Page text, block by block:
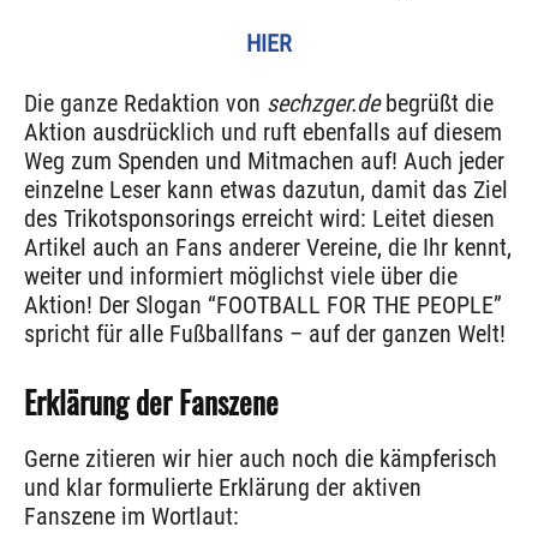
HIER
Die ganze Redaktion von sechzger.debegrüßt die
Aktion ausdrücklich und ruft ebenfalls auf diesem
Weg zum Spenden und Mitmachen auf! Auch jeder
einzelne Leser kann etwas dazutun, damit das Ziel
des Trikotsponsorings erreicht wird: Leitet diesen
Artikel auch an Fans anderer Vereine, die Ihr kennt,
weiter und informiert möglichst viele über die
Aktion! Der Slogan “FOOTBALL FOR THE PEOPLE”
spricht für alle Fußballfans – auf der ganzen Welt!
Erklärung der Fanszene
Gerne zitieren wir hier auch noch die kämpferisch
und klar formulierte Erklärung der aktiven
Fanszene im Wortlaut: